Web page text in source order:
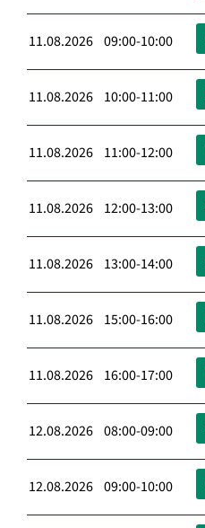
11.08.2026 09:00-10:00
11.08.2026 10:00-11:00
11.08.2026 11:00-12:00
11.08.2026 12:00-13:00
11.08.2026 13:00-14:00
11.08.2026 15:00-16:00
11.08.2026 16:00-17:00
12.08.2026 08:00-09:00
12.08.2026 09:00-10:00